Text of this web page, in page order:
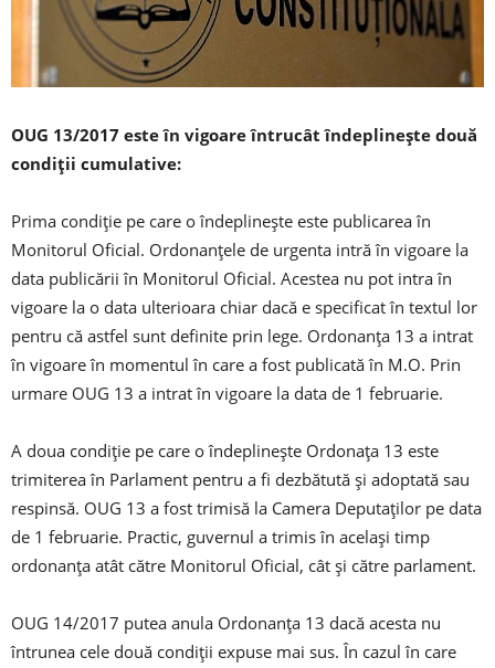
OUG 13/2017 este în vigoare întrucât îndeplinește două
condiții cumulative:
Prima condiție pe care o îndeplinește este publicarea în
Monitorul Oficial. Ordonanțele de urgenta intră în vigoare la
data publicării în Monitorul Oficial. Acestea nu pot intra în
vigoare la o data ulterioara chiar dacă e specificat în textul lor
pentru că astfel sunt definite prin lege. Ordonanța 13 a intrat
în vigoare în momentul în care a fost publicată în M.O. Prin
urmare OUG 13 a intrat în vigoare la data de 1 februarie.
A doua condiție pe care o îndeplinește Ordonața 13 este
trimiterea în Parlament pentru a fi dezbătută și adoptată sau
respinsă. OUG 13 a fost trimisă la Camera Deputaților pe data
de 1 februarie. Practic, guvernul a trimis în același timp
ordonanța atât către Monitorul Oficial, cât și către parlament.
OUG 14/2017 putea anula Ordonanța 13 dacă acesta nu
întrunea cele două condiții expuse mai sus. În cazul în care